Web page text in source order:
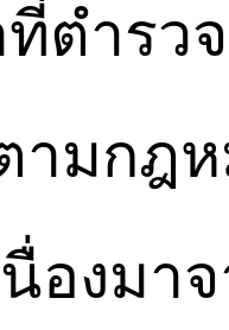
ตำรว
ามกฎ
องมา